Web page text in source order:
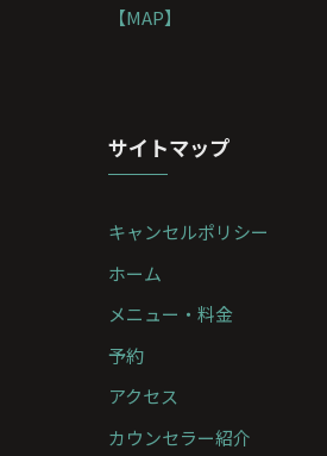
【MAP】
サイトマップ
キャンセルポリシー
ホーム
メニュー・料金
予約
アクセス
カウンセラー紹介